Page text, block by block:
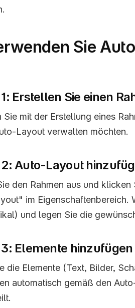
Sie
Erstellen Sie einen
Sie mit der Erstellung eines
Layout verwalten möchten.
Auto-Layout
den Rahmen aus und
im Eigenschaftenbereich.
und legen Sie die
Elemente hinzufügen
die Elemente (Text, Bilder,
automatisch gemäß den